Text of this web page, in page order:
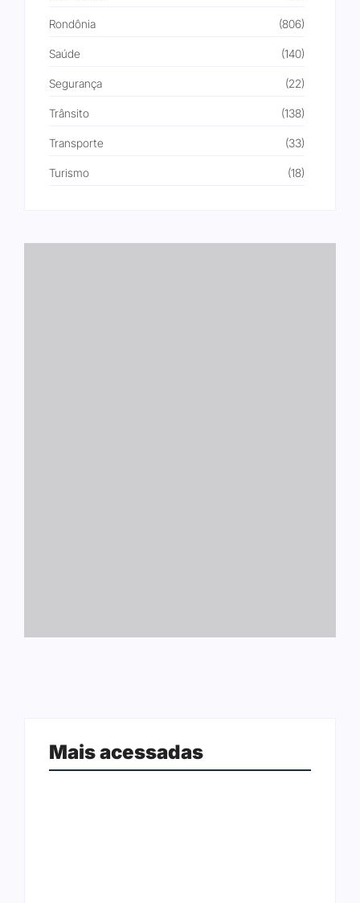
Rondônia (806)
Saúde (140)
Segurança (22)
Trânsito (138)
Transporte (33)
Turismo (18)
Mais acessadas